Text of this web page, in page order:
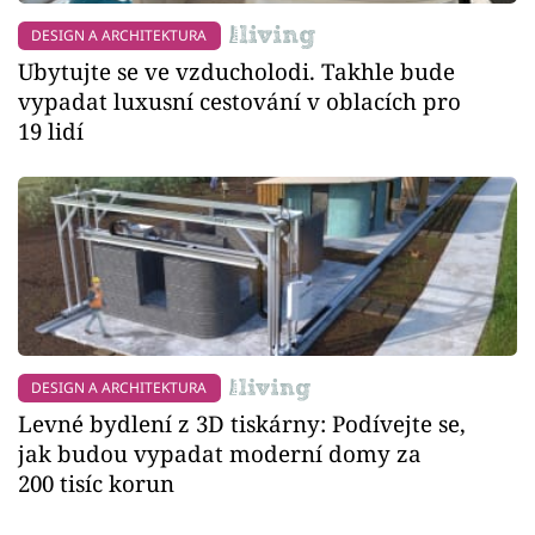
DESIGN A ARCHITEKTURA
Ubytujte se ve vzducholodi. Takhle bude
vypadat luxusní cestování v oblacích pro
19 lidí
DESIGN A ARCHITEKTURA
Levné bydlení z 3D tiskárny: Podívejte se,
jak budou vypadat moderní domy za
200 tisíc korun